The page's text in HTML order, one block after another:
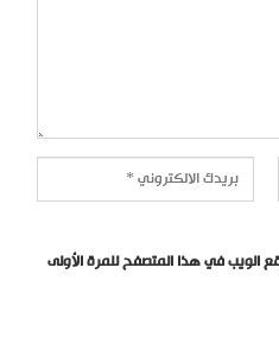
الويب في هذا المتصفح للمرة الأولى